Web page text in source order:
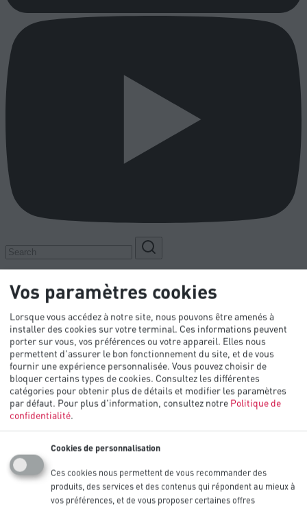
Produits
Industries
Bibliothèque technique
OEM
Contactez-nous
Vos paramètres cookies
Lorsque vous accédez à notre site, nous pouvons être amenés à
installer des cookies sur votre terminal. Ces informations peuvent
porter sur vous, vos préférences ou votre appareil. Elles nous
permettent d'assurer le bon fonctionnement du site, et de vous
fournir une expérience personnalisée. Vous pouvez choisir de
bloquer certains types de cookies. Consultez les différentes
catégories pour obtenir plus de détails et modifier les paramètres
par défaut. Pour plus d'information, consultez notre Politique de
confidentialité.
Cookies de personnalisation
Ces cookies nous permettent de vous recommander des
produits, des services et des contenus qui répondent au mieux à
vos préférences, et de vous proposer certaines offres